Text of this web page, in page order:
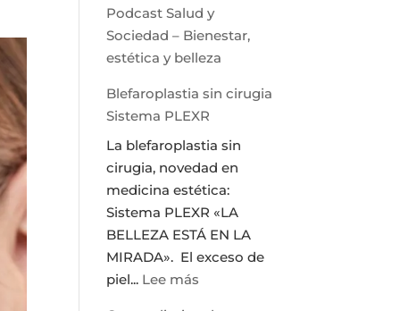
Podcast Salud y
Sociedad – Bienestar,
estética y belleza
Blefaroplastia sin cirugia
Sistema PLEXR
La blefaroplastia sin
cirugia, novedad en
medicina estética:
Sistema PLEXR «LA
BELLEZA ESTÁ EN LA
MIRADA». El exceso de
piel... Lee más